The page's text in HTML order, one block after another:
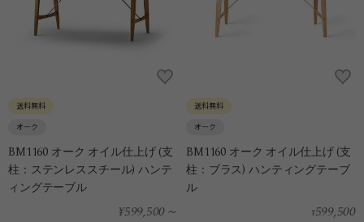
送料無料
オーク
BM1160 オーク オイル仕上げ (支
柱：ステンレススチール) ハンテ
ィングテーブル
¥599,500～
送料無料
オーク
BM1160 オーク オイル仕上げ (支
柱：ブラス) ハンティングテーブ
ル
¥599,500